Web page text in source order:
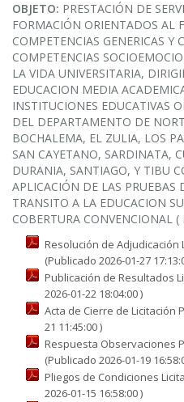
OBJETO: PRESTACIÓN DE
FORMACIÓN ORIENTADOS AL
COMPETENCIAS GENERICAS Y
COMPETENCIAS
LA VIDA UNIVERSITARIA,
EDUCACION MEDIA
INSTITUCIONES EDUCATIVAS
DEL DEPARTAMENTO DE
BOCHALEMA, EL ZULIA, LOS
SAN CAYETANO, SARDINATA,
DURANIA, SANTIAGO, Y TIBU
APLICACIÓN DE LAS PRUEBAS
TRANSITO A LA EDUCACION
COBERTURA CONVENCIONAL (
Resolución de Adjudicación
(Publicado 2026-01-27
Publicación de Resultados
2026-01-22 18:04:00 )
Acta de Cierre de Licitación
21 11:45:00 )
Respuesta Observaciones
(Publicado 2026-01-19
Pliegos de Condiciones
2026-01-15 16:58:00 )